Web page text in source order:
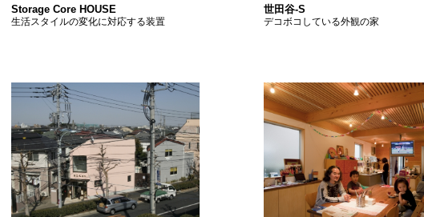
Storage Core HOUSE
生活スタイルの変化に対応する装置
世田谷-S
デコボコしている外観の家